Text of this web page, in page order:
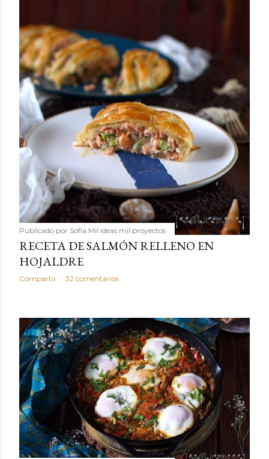
Publicado por Sofía Mil ideas mil proyectos
RECETA DE SALMÓN RELLENO EN
HOJALDRE
Compartir 32 comentarios